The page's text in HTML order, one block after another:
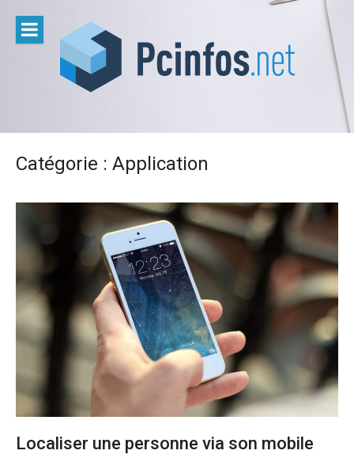
contenu
Catégorie : Application
Localiser une personne via son mobile